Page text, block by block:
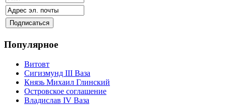
Популярное
Витовт
Сигизмунд III Ваза
Князь Михаил Глинский
Островское соглашение
Владислав IV Ваза